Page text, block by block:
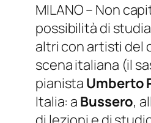
MILANO – Non
possibilità di
altri con artisti del
scena italiana (il
pianista Umberto
Italia: a Bussero,